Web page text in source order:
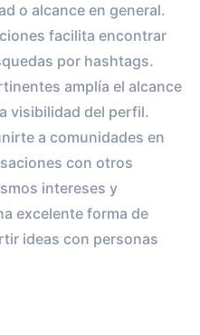
o alcance en general.
facilita encontrar
por hashtags.
amplía el alcance
visibilidad del perfil.
a comunidades en
con otros
intereses y
excelente forma de
ideas con personas